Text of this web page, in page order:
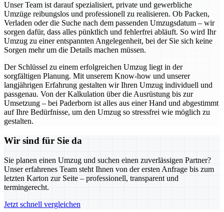
Unser Team ist darauf spezialisiert, private und gewerbliche
Umzüge reibungslos und professionell zu realisieren. Ob Packen,
Verladen oder die Suche nach dem passenden Umzugsdatum – wir
sorgen dafür, dass alles pünktlich und fehlerfrei abläuft. So wird Ihr
Umzug zu einer entspannten Angelegenheit, bei der Sie sich keine
Sorgen mehr um die Details machen müssen.
Der Schlüssel zu einem erfolgreichen Umzug liegt in der
sorgfältigen Planung. Mit unserem Know-how und unserer
langjährigen Erfahrung gestalten wir Ihren Umzug individuell und
passgenau. Von der Kalkulation über die Ausrüstung bis zur
Umsetzung – bei Paderborn ist alles aus einer Hand und abgestimmt
auf Ihre Bedürfnisse, um den Umzug so stressfrei wie möglich zu
gestalten.
Wir sind für Sie da
Sie planen einen Umzug und suchen einen zuverlässigen Partner?
Unser erfahrenes Team steht Ihnen von der ersten Anfrage bis zum
letzten Karton zur Seite – professionell, transparent und
termingerecht.
Jetzt schnell vergleichen